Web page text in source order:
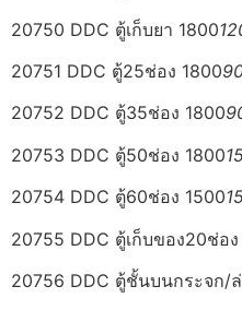
20750 DDC ตู้เก็บยา 1800
20751 DDC ตู้25ช่อง 1800
20752 DDC ตู้35ช่อง 1800
20753 DDC ตู้50ช่อง 1800
20754 DDC ตู้60ช่อง 1500
20755 DDC ตู้เก็บของ20ช่อง
20756 DDC ตู้ชั้นบนกระจก/ล่